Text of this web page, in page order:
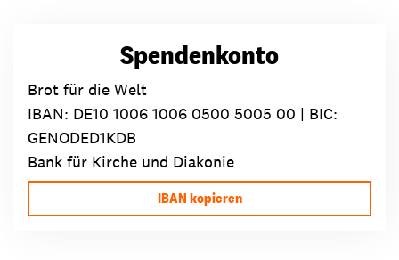
Spendenkonto
Brot für die Welt
IBAN: DE10 1006 1006 0500 5005 00 | BIC:
GENODED1KDB
Bank für Kirche und Diakonie
IBAN kopieren